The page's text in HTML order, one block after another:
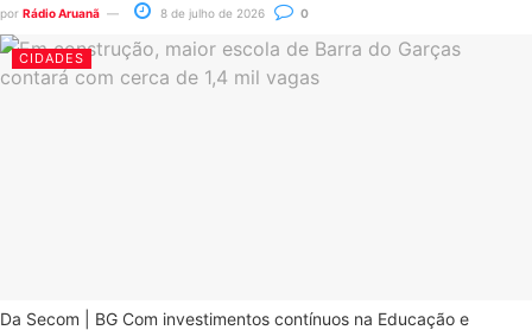
por Rádio Aruanã 8 de julho de 2026 0
CIDADES
Da Secom | BG Com investimentos contínuos na Educação e